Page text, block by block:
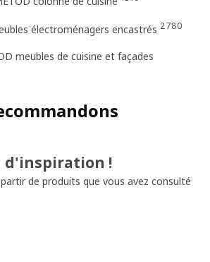
électroménagers encastrés 2780
meubles de cuisine et façades
d'inspiration !
de produits que vous avez consulté